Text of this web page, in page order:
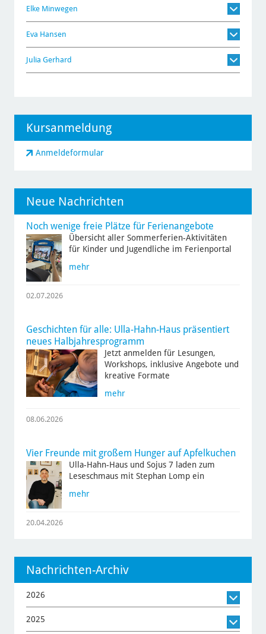
Elke Minwegen
Eva Hansen
Julia Gerhard
Kursanmeldung
Anmeldeformular
Neue Nachrichten
Noch wenige freie Plätze für Ferienangebote
Übersicht aller Sommerferien-Aktivitäten
für Kinder und Jugendliche im Ferienportal
mehr
02.07.2026
Geschichten für alle: Ulla-Hahn-Haus präsentiert
neues Halbjahresprogramm
Jetzt anmelden für Lesungen,
Workshops, inklusive Angebote und
kreative Formate
mehr
08.06.2026
Vier Freunde mit großem Hunger auf Apfelkuchen
Ulla-Hahn-Haus und Sojus 7 laden zum
Leseschmaus mit Stephan Lomp ein
mehr
20.04.2026
Nachrichten-Archiv
2026
2025